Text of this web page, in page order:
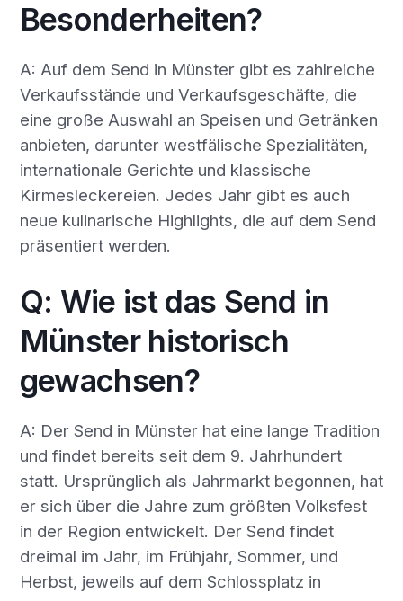
Besonderheiten?
A: Auf dem Send in Münster gibt es zahlreiche
Verkaufsstände und Verkaufsgeschäfte, die
eine große Auswahl an Speisen und Getränken
anbieten, darunter westfälische Spezialitäten,
internationale Gerichte und klassische
Kirmesleckereien. Jedes Jahr gibt es auch
neue kulinarische Highlights, die auf dem Send
präsentiert werden.
Q: Wie ist das Send in
Münster historisch
gewachsen?
A: Der Send in Münster hat eine lange Tradition
und findet bereits seit dem 9. Jahrhundert
statt. Ursprünglich als Jahrmarkt begonnen, hat
er sich über die Jahre zum größten Volksfest
in der Region entwickelt. Der Send findet
dreimal im Jahr, im Frühjahr, Sommer, und
Herbst, jeweils auf dem Schlossplatz in